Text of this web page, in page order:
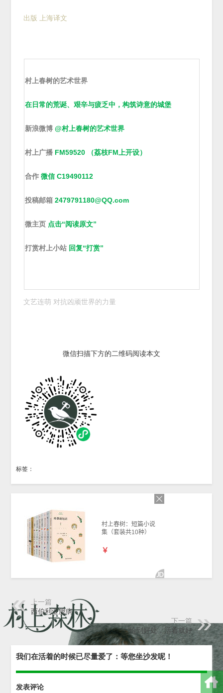
出版 上海译文
村上春树的艺术世界
在日常的荒诞、艰辛与疲乏中，构筑诗意的城堡
新浪微博 @村上春树的艺术世界
村上广播FM59520 （荔枝FM上开设）
合作 微信 C19490112
投稿邮箱 2479791180@QQ.com
微主页 点击“阅读原文”
打赏村上小站 回复“打赏”
文艺连萌 对抗凶顽世界的力量
微信扫描下方的二维码阅读本文
标签：
上一篇
西伯利亚臆病
下一篇
恰到好处，活着就好
我们在活着的时候已尽量爱了：等您坐沙发呢！
发表评论